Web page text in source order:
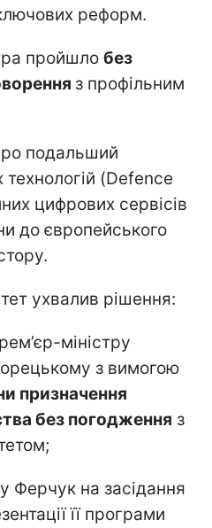
реформ.
пройшло без
з профільним
подальший
(Defence
цифрових сервісів
до європейського
ухвалив рішення:
міністру
з вимогою
призначення
без погодження з
Ферчук на засідання
її програми